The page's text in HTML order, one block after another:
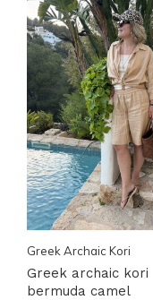
Greek Archaic Kori
Greek archaic kori
bermuda camel